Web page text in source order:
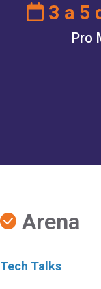
3 a 5
Pro
Arena
Tech Talks